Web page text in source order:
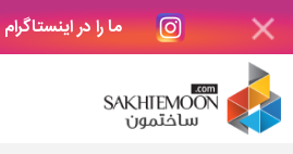
ما را در
دکوراسیون
بتن